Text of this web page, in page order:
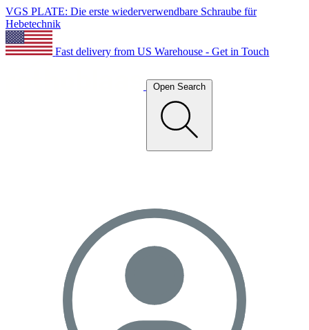
VGS PLATE: Die erste wiederverwendbare Schraube für
Hebetechnik
Fast delivery from US Warehouse - Get in Touch
Open Search